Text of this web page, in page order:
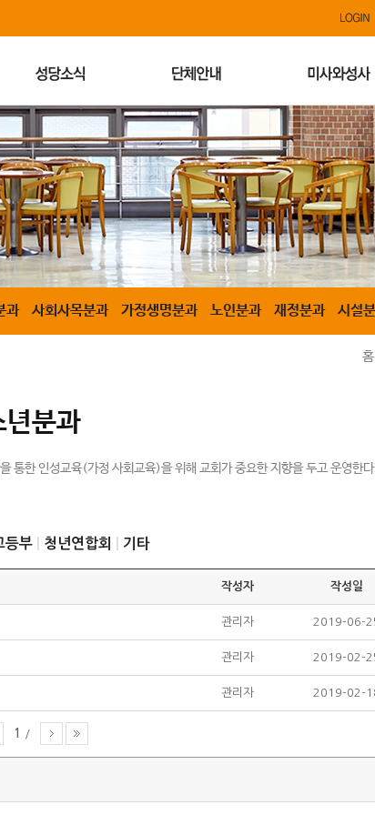
과 사회사목분과 가정생명분과 노인분과 재정분과 시설
년분과
통한 인성교육(가정 사회교육)을 위해 교회가 중요한 지향을 두고 운영한
등부 청년연합회 기타
작성자 작성일
관리자 2019-06-
관리자 2019-02-
관리자 2019-02-
1 /